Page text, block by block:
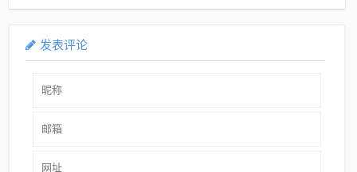
发表评论